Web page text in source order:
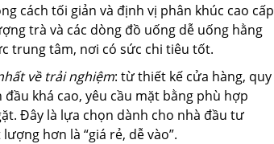
cách tối giản và định vị phân khúc cao cấp
trà và các dòng đồ uống dễ uống hằng
trung tâm, nơi có sức chi tiêu tốt.
về trải nghiệm: từ thiết kế cửa hàng, quy
khá cao, yêu cầu mặt bằng phù hợp
Đây là lựa chọn dành cho nhà đầu tư
hơn là “giá rẻ, dễ vào”.